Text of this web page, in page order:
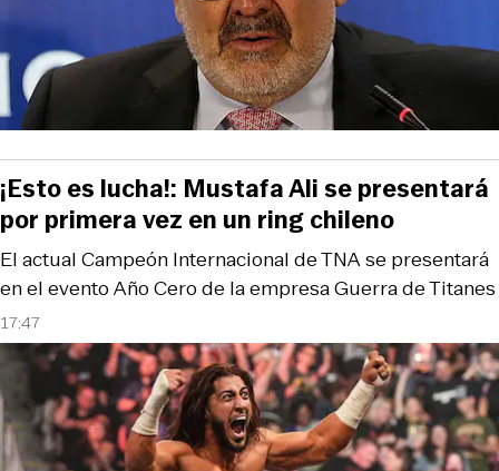
17:47
El actual Campeón Internacional de TNA se presentará
en el evento Año Cero de la empresa Guerra de Titanes
¡Esto es lucha!: Mustafa Ali se presentará
por primera vez en un ring chileno